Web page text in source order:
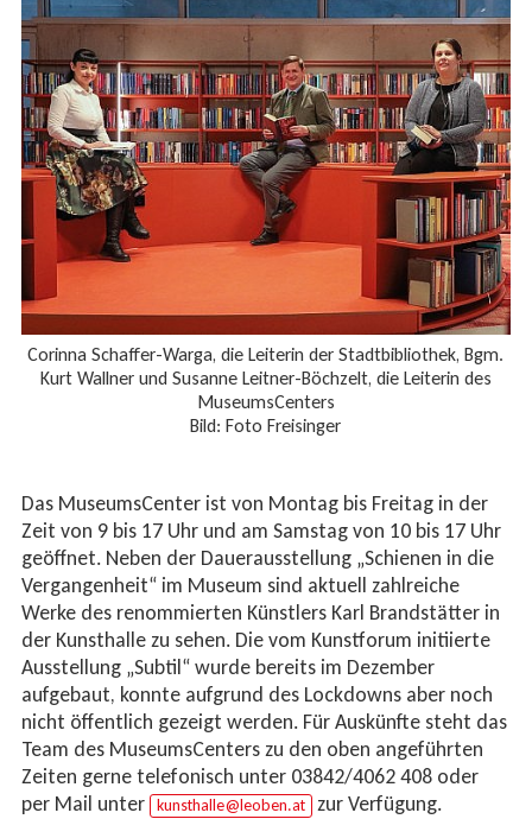
Corinna Schaffer-Warga, die Leiterin der Stadtbibliothek, Bgm.
Kurt Wallner und Susanne Leitner-Böchzelt, die Leiterin des
MuseumsCenters
Bild: Foto Freisinger
Das MuseumsCenter ist von Montag bis Freitag in der
Zeit von 9 bis 17 Uhr und am Samstag von 10 bis 17 Uhr
geöffnet. Neben der Dauerausstellung „Schienen in die
Vergangenheit“ im Museum sind aktuell zahlreiche
Werke des renommierten Künstlers Karl Brandstätter in
der Kunsthalle zu sehen. Die vom Kunstforum initiierte
Ausstellung „Subtil“ wurde bereits im Dezember
aufgebaut, konnte aufgrund des Lockdowns aber noch
nicht öffentlich gezeigt werden. Für Auskünfte steht das
Team des MuseumsCenters zu den oben angeführten
Zeiten gerne telefonisch unter 03842/4062 408 oder
per Mail unter kunsthalle@leoben.at zur Verfügung.